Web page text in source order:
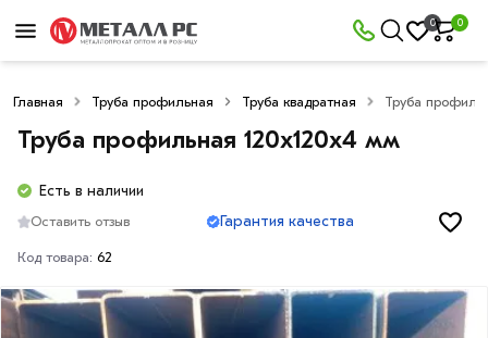
0 0
Главная Труба профильная Труба квадратная Труба
Труба профильная 120х120х4 мм
Есть в наличии
Оставить отзыв Гарантия качества
Код товара: 62